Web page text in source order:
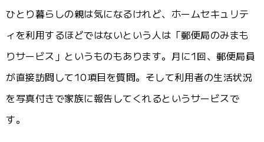
ひとり暮らしの親は気になるけれど、ホームセキュリテ
ィを利用するほどではないという人は「郵便局のみまも
りサービス」というものもあります。月に1回、郵便局員
が直接訪問して10項目を質問。そして利用者の生活状況
を写真付きで家族に報告してくれるというサービスで
す。